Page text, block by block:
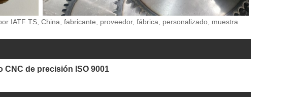
IATF TS, China, fabricante, proveedor, fábrica, personalizado, muestra
CNC de precisión ISO 9001